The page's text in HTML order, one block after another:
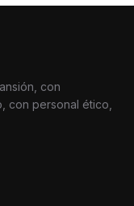
con
con personal ético,